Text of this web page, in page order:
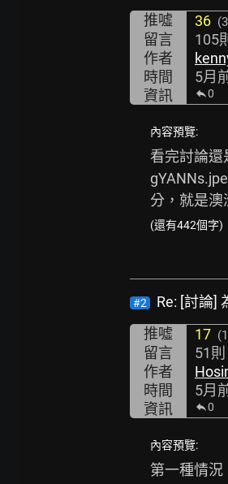
推噓
36
留言 105
作者
時間 5月
資訊 0
內容預覽:
看完討論還
分，就是澳
(還有442個字)
#2
Re: [討論]
推噓
17
留言 51
作者
時間 5月
資訊 0
內容預覽:
第一種情況